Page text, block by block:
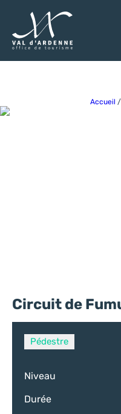
Accueil /
Circuit de
Pédestre
Niveau
Durée